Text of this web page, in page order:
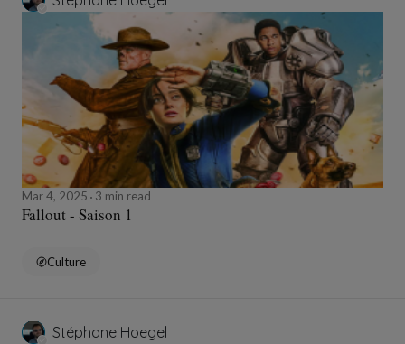
Mar 4, 2025 3 min read
Fallout - Saison 1
Culture
Stéphane Hoegel